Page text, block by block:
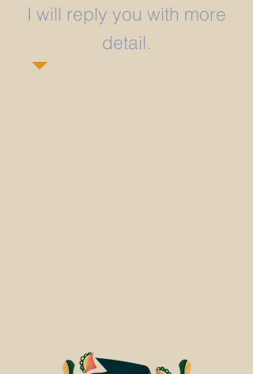
​I will reply you with more
detail.